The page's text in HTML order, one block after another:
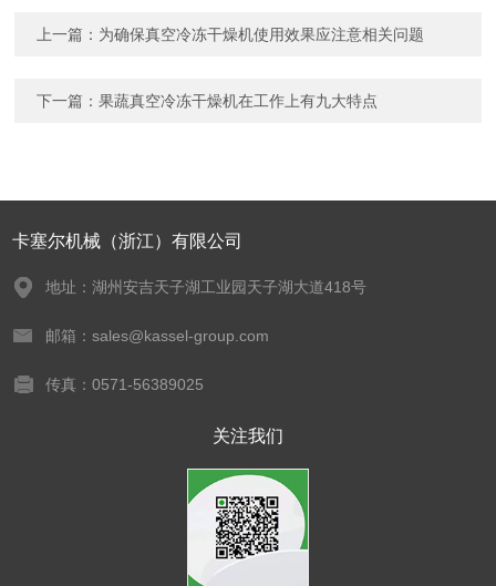
上一篇： 为确保真空冷冻干燥机使用效果应注意相关问题
下一篇：果蔬真空冷冻干燥机在工作上有九大特点
卡塞尔机械（浙江）有限公司
地址：湖州安吉天子湖工业园天子湖大道418号
邮箱：sales@kassel-group.com
传真：0571-56389025
关注我们